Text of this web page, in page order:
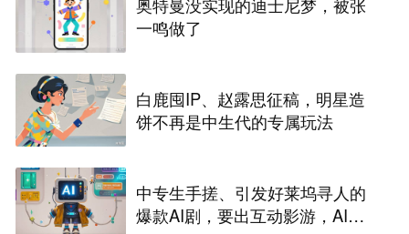
一鸣做了
白鹿囤IP、赵露思征稿，明星造
饼不再是中生代的专属玩法
中专生手搓、引发好莱坞寻人的
爆款AI剧，要出互动影游，AI剧